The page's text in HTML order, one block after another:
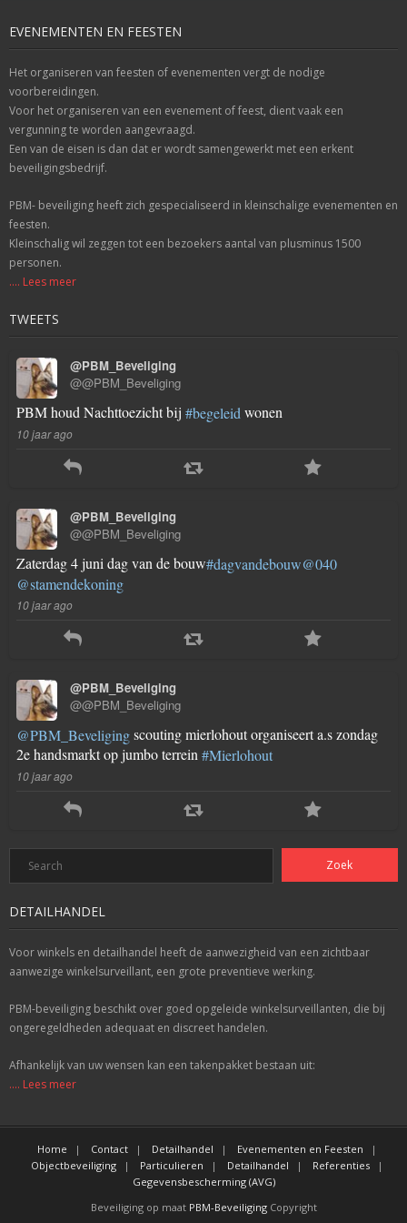
EVENEMENTEN EN FEESTEN
Het organiseren van feesten of evenementen vergt de nodige
voorbereidingen.
Voor het organiseren van een evenement of feest, dient vaak een
vergunning te worden aangevraagd.
Een van de eisen is dan dat er wordt samengewerkt met een erkent
beveiligingsbedrijf.
PBM- beveiliging heeft zich gespecialiseerd in kleinschalige evenementen en
feesten.
Kleinschalig wil zeggen tot een bezoekers aantal van plusminus 1500
personen.
.... Lees meer
TWEETS
@PBM_Beveliging
@@PBM_Beveliging
PBM houd Nachttoezicht bij #begeleid wonen
10 jaar ago
@PBM_Beveliging
@@PBM_Beveliging
Zaterdag 4 juni dag van de bouw#dagvandebouw@040
@stamendekoning
10 jaar ago
@PBM_Beveliging
@@PBM_Beveliging
@PBM_Beveligingscouting mierlohout organiseert a.s zondag
2e handsmarkt op jumbo terrein #Mierlohout
10 jaar ago
DETAILHANDEL
Voor winkels en detailhandel heeft de aanwezigheid van een zichtbaar
aanwezige winkelsurveillant, een grote preventieve werking.
PBM-beveiliging beschikt over goed opgeleide winkelsurveillanten, die bij
ongeregeldheden adequaat en discreet handelen.
Afhankelijk van uw wensen kan een takenpakket bestaan uit:
.... Lees meer
Home Contact Detailhandel
Evenementen en Feesten
Objectbeveiliging
Particulieren Detailhandel
Referenties
Gegevensbescherming (AVG)
Beveiliging op maat PBM-BeveiligingCopyright